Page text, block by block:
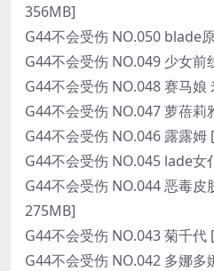
356MB]
G44不会受伤 NO.050 blade
G44不会受伤 NO.049 少女前
G44不会受伤 NO.048 赛马娘
G44不会受伤 NO.047 萝蓓莉
G44不会受伤 NO.046 露露姆
G44不会受伤 NO.045 lade女
G44不会受伤 NO.044 恶毒皮
275MB]
G44不会受伤 NO.043 菊千代
G44不会受伤 NO.042 多娜多